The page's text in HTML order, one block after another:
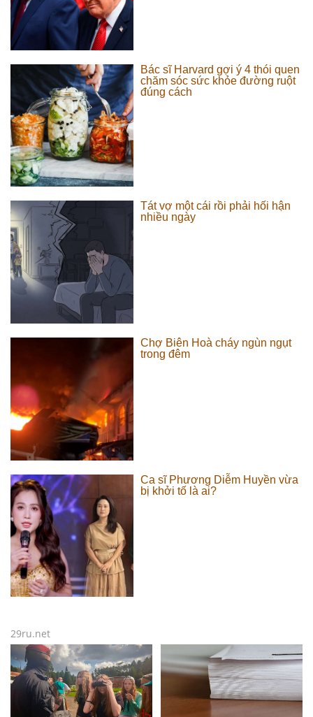
Bác sĩ Harvard gợi ý 4 thói quen
chăm sóc sức khỏe đường ruột
đúng cách
Tát vợ một cái rồi phải hối hận
nhiều ngày
Chợ Biên Hoà cháy ngùn ngụt
trong đêm
Ca sĩ Phương Diễm Huyền vừa
bị khởi tố là ai?
29ru.net